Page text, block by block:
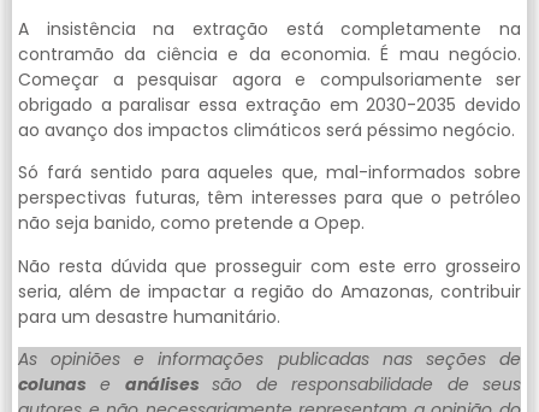
A insistência na extração está completamente na
contramão da ciência e da economia. É mau negócio.
Começar a pesquisar agora e compulsoriamente ser
obrigado a paralisar essa extração em 2030-2035 devido
ao avanço dos impactos climáticos será péssimo negócio.
Só fará sentido para aqueles que, mal-informados sobre
perspectivas futuras, têm interesses para que o petróleo
não seja banido, como pretende a Opep.
Não resta dúvida que prosseguir com este erro grosseiro
seria, além de impactar a região do Amazonas, contribuir
para um desastre humanitário.
As opiniões e informações publicadas nas seções de
colunas e análisessão de responsabilidade de seus